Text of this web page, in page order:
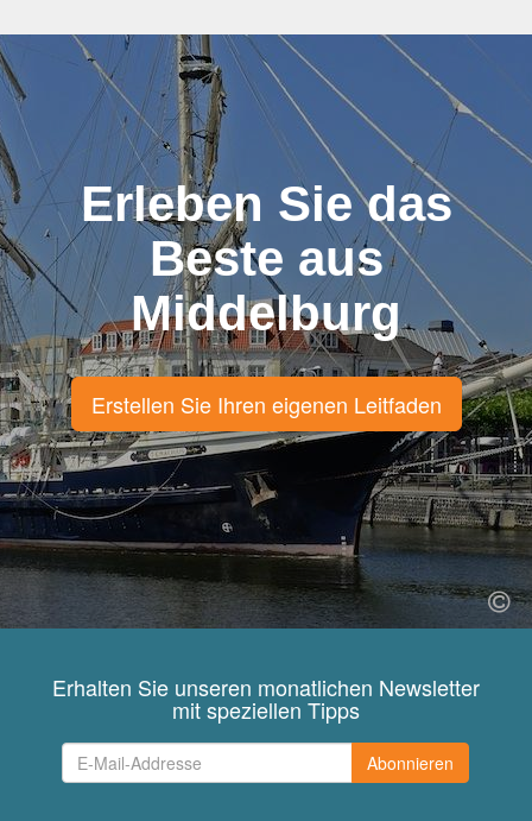
Erleben Sie das
Beste aus
Middelburg
Erstellen Sie Ihren eigenen Leitfaden
Erhalten Sie unseren monatlichen Newsletter
mit speziellen Tipps
Abonnieren